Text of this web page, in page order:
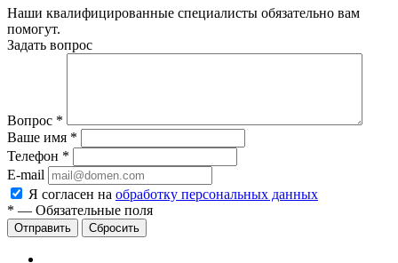
Наши квалифицированные специалисты обязательно вам
помогут.
Задать вопрос
Вопрос *
Ваше имя *
Телефон *
E-mail
Я согласен на обработку персональных данных
* — Обязательные поля
Сбросить